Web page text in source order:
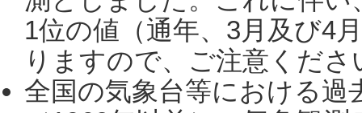
1位の値（通年、3月及び4
りますので、ご注意くだ
全国の気象台等における過